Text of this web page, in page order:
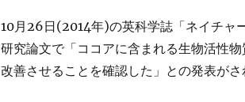
10月26日(2014年)の英科学誌「ネイチャ
研究論文で「ココアに含まれる生物活性
改善させることを確認した」との発表がさ